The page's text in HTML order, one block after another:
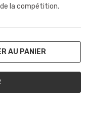
la compétition.
AU PANIER